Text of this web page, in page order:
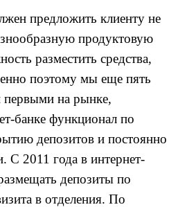
предложить клиенту не
продуктовую
разместить средства,
поэтому мы еще пять
первыми на рынке,
банке функционал по
депозитов и постоянно
С 2011 года в интернет-
депозиты по
в отделения. По